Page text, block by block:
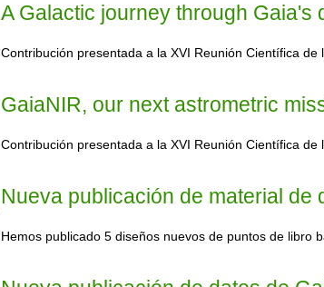
A Galactic journey through Gaia's
Contribución presentada a la XVI Reunión Científica
GaiaNIR, our next astrometric
Contribución presentada a la XVI Reunión Científica
Nueva publicación de material de
Hemos publicado 5 diseños nuevos de puntos de libro